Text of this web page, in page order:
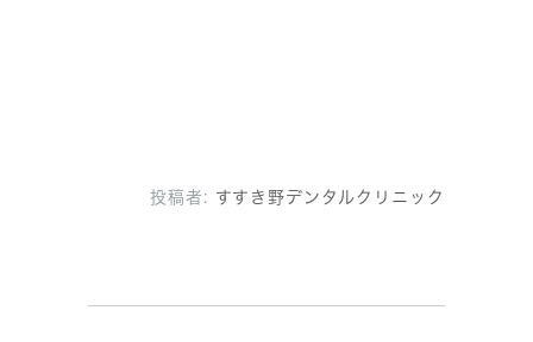
投稿者: すすき野デンタルクリニック